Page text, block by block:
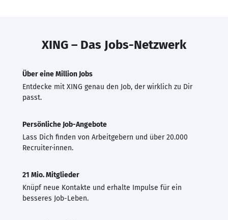
XING – Das Jobs-Netzwerk
Über eine Million Jobs
Entdecke mit XING genau den Job, der wirklich zu Dir
passt.
Persönliche Job-Angebote
Lass Dich finden von Arbeitgebern und über 20.000
Recruiter·innen.
21 Mio. Mitglieder
Knüpf neue Kontakte und erhalte Impulse für ein
besseres Job-Leben.